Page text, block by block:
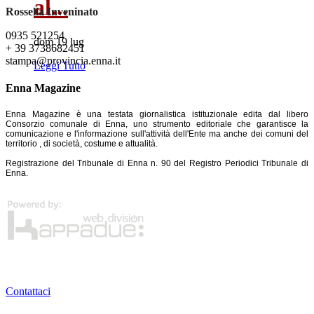
al...
dom 19 lug
Leggi Tutto
Rossella Inveninato
0935 521254
+ 39 3738682451
stampa@provincia.enna.it
Enna Magazine
Enna Magazine è una testata giornalistica istituzionale edita dal libero
Consorzio comunale di Enna, uno strumento editoriale che garantisce la
comunicazione e l'informazione sull'attività dell'Ente ma anche dei comuni del
territorio , di società, costume e attualità.
Registrazione del Tribunale di Enna n. 90 del Registro Periodici Tribunale di
Enna.
Contattaci